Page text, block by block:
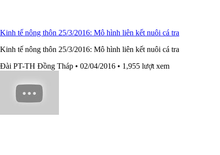
Kinh tế nông thôn 25/3/2016: Mô hình liên kết nuôi cá tra
Kinh tế nông thôn 25/3/2016: Mô hình liên kết nuôi cá tra
Đài PT-TH Đồng Tháp • 02/04/2016 • 1,955 lượt xem